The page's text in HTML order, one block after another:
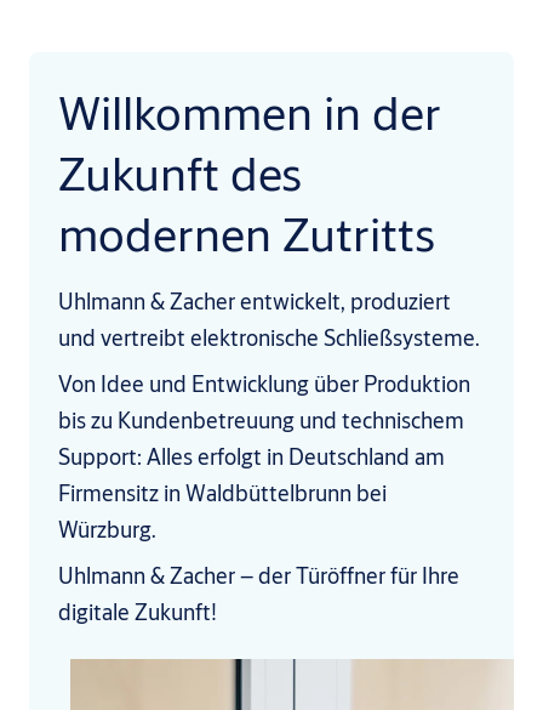
Willkommen in der
Zukunft des
modernen Zutritts
Uhlmann & Zacher entwickelt, produziert
und vertreibt elektronische Schließsysteme.
Von Idee und Entwicklung über Produktion
bis zu Kundenbetreuung und technischem
Support: Alles erfolgt in Deutschland am
Firmensitz in Waldbüttelbrunn bei
Würzburg.
Uhlmann & Zacher – der Türöffner für Ihre
digitale Zukunft!